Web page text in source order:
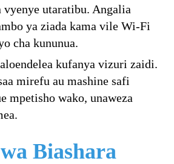
vyenye utaratibu. Angalia
ya ziada kama vile Wi-Fi
cha kununua.
kufanya vizuri zaidi.
mirefu au mashine safi
mpetisho wako, unaweza
Biashara